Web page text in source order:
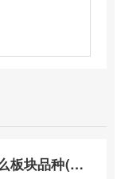
硅铁硅锰期货属于什么板块品种(硅铁硅锰行情趋势)